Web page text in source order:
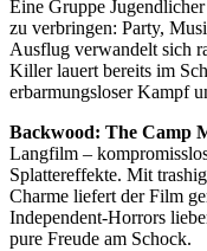
Eine Gruppe
zu verbringen: Party,
Ausflug verwandelt sich
Killer lauert bereits im
erbarmungsloser Kampf
Backwood: The Camp
Langfilm –
Splattereffekte. Mit
Charme liefert der Film
Independent-Horrors
pure Freude am Schock.